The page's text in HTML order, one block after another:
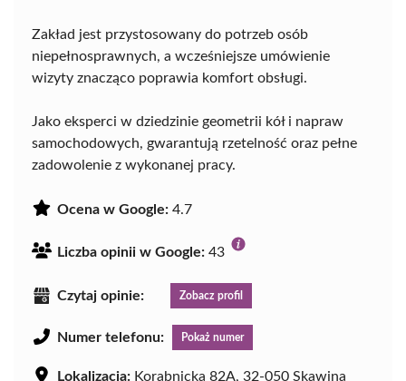
Zakład jest przystosowany do potrzeb osób
niepełnosprawnych, a wcześniejsze umówienie
wizyty znacząco poprawia komfort obsługi.
Jako eksperci w dziedzinie geometrii kół i napraw
samochodowych, gwarantują rzetelność oraz pełne
zadowolenie z wykonanej pracy.
Ocena w Google: 4.7
Liczba opinii w Google: 43
Czytaj opinie: Zobacz profil
Numer telefonu: Pokaż numer
Lokalizacja: Korabnicka 82A, 32-050 Skawina